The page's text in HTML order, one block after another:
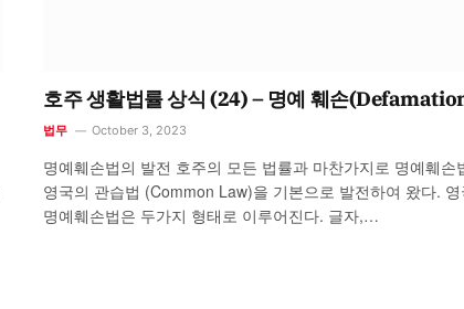
호주 생활법률 상식 (24) – 명예 훼손
법무 October 3, 2023
명예훼손법의 발전 호주의 모든 법률과 마찬가지로 명예훼손
영국의 관습법 (Common Law)을 기본으로 발전하여 왔다. 영
명예훼손법은 두가지 형태로 이루어진다. 글자,…